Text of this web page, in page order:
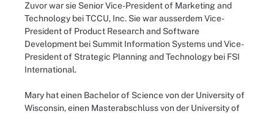
Zuvor war sie Senior Vice-President of Marketing and
Technology bei TCCU, Inc. Sie war ausserdem Vice-
President of Product Research and Software
Development bei Summit Information Systems und Vice-
President of Strategic Planning and Technology bei FSI
International.
Mary hat einen Bachelor of Science von der University of
Wisconsin, einen Masterabschluss von der University of